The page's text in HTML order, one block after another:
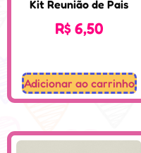
Kit Reunião de Pais
R$6,50
Adicionar ao carrinho